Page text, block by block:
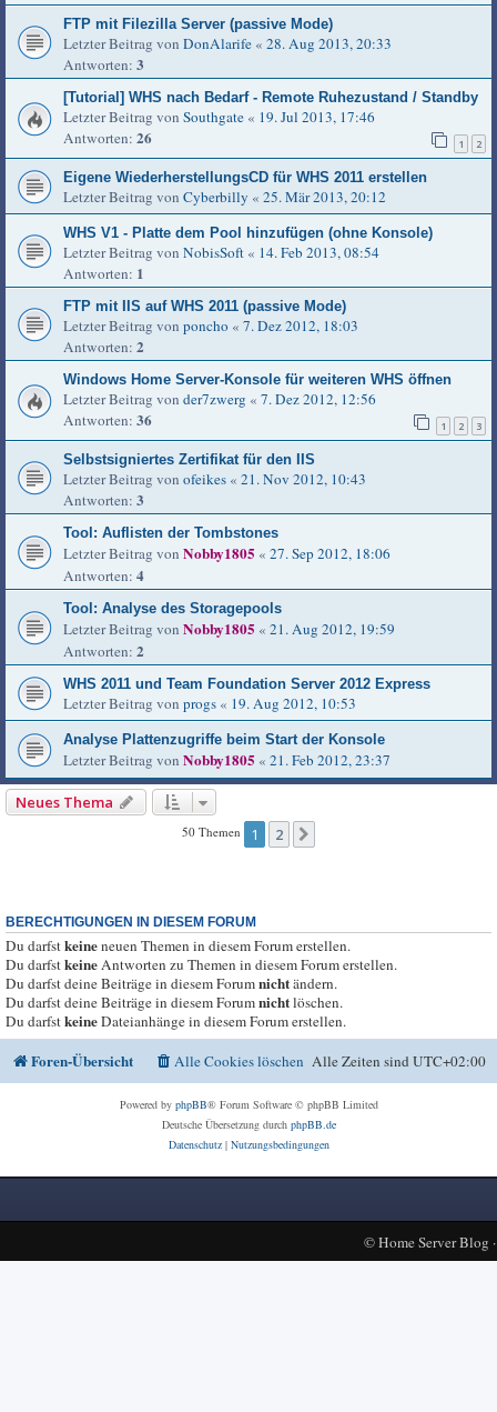
FTP mit Filezilla Server (passive Mode)
Letzter Beitrag von DonAlarife « 28. Aug 2013, 20:33
Antworten: 3
[Tutorial] WHS nach Bedarf - Remote Ruhezustand / Standby
Letzter Beitrag von Southgate « 19. Jul 2013, 17:46
Antworten: 26 1 2
Eigene WiederherstellungsCD für WHS 2011 erstellen
Letzter Beitrag von Cyberbilly « 25. Mär 2013, 20:12
WHS V1 - Platte dem Pool hinzufügen (ohne Konsole)
Letzter Beitrag von NobisSoft « 14. Feb 2013, 08:54
Antworten: 1
FTP mit IIS auf WHS 2011 (passive Mode)
Letzter Beitrag von poncho « 7. Dez 2012, 18:03
Antworten: 2
Windows Home Server-Konsole für weiteren WHS öffnen
Letzter Beitrag von der7zwerg « 7. Dez 2012, 12:56
Antworten: 36 1 2 3
Selbstsigniertes Zertifikat für den IIS
Letzter Beitrag von ofeikes « 21. Nov 2012, 10:43
Antworten: 3
Tool: Auflisten der Tombstones
Letzter Beitrag von Nobby1805 « 27. Sep 2012, 18:06
Antworten: 4
Tool: Analyse des Storagepools
Letzter Beitrag von Nobby1805 « 21. Aug 2012, 19:59
Antworten: 2
WHS 2011 und Team Foundation Server 2012 Express
Letzter Beitrag von progs « 19. Aug 2012, 10:53
Analyse Plattenzugriffe beim Start der Konsole
Letzter Beitrag von Nobby1805 « 21. Feb 2012, 23:37
Neues Thema
50 Themen 1 2
BERECHTIGUNGEN IN DIESEM FORUM
Du darfstkeineneuen Themen in diesem Forum erstellen.
Du darfstkeineAntworten zu Themen in diesem Forum erstellen.
Du darfst deine Beiträge in diesem Forumnichtändern.
Du darfst deine Beiträge in diesem Forumnichtlöschen.
Du darfstkeineDateianhänge in diesem Forum erstellen.
Foren-Übersicht Alle Zeiten sindUTC+02:00
Alle Cookies löschen
Powered by phpBB® Forum Software © phpBB Limited
Deutsche Übersetzung durch phpBB.de
Datenschutz| Nutzungsbedingungen
©Home Server Blog